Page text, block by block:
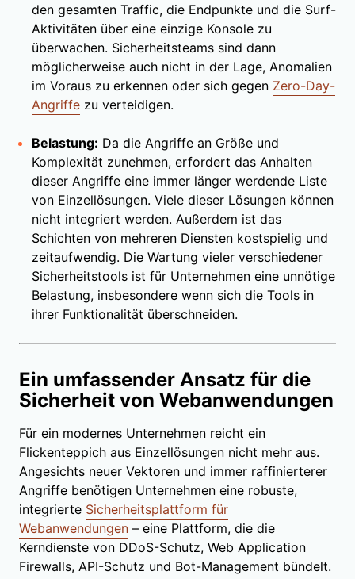
den gesamten Traffic, die Endpunkte und die Surf-
Aktivitäten über eine einzige Konsole zu
überwachen. Sicherheitsteams sind dann
möglicherweise auch nicht in der Lage, Anomalien
im Voraus zu erkennen oder sich gegen Zero-Day-
Angriffe zu verteidigen.
Belastung: Da die Angriffe an Größe und
Komplexität zunehmen, erfordert das Anhalten
dieser Angriffe eine immer länger werdende Liste
von Einzellösungen. Viele dieser Lösungen können
nicht integriert werden. Außerdem ist das
Schichten von mehreren Diensten kostspielig und
zeitaufwendig. Die Wartung vieler verschiedener
Sicherheitstools ist für Unternehmen eine unnötige
Belastung, insbesondere wenn sich die Tools in
ihrer Funktionalität überschneiden.
Ein umfassender Ansatz für die
Sicherheit von Webanwendungen
Für ein modernes Unternehmen reicht ein
Flickenteppich aus Einzellösungen nicht mehr aus.
Angesichts neuer Vektoren und immer raffinierterer
Angriffe benötigen Unternehmen eine robuste,
integrierte Sicherheitsplattform für
Webanwendungen – eine Plattform, die die
Kerndienste von DDoS-Schutz, Web Application
Firewalls, API-Schutz und Bot-Management bündelt.